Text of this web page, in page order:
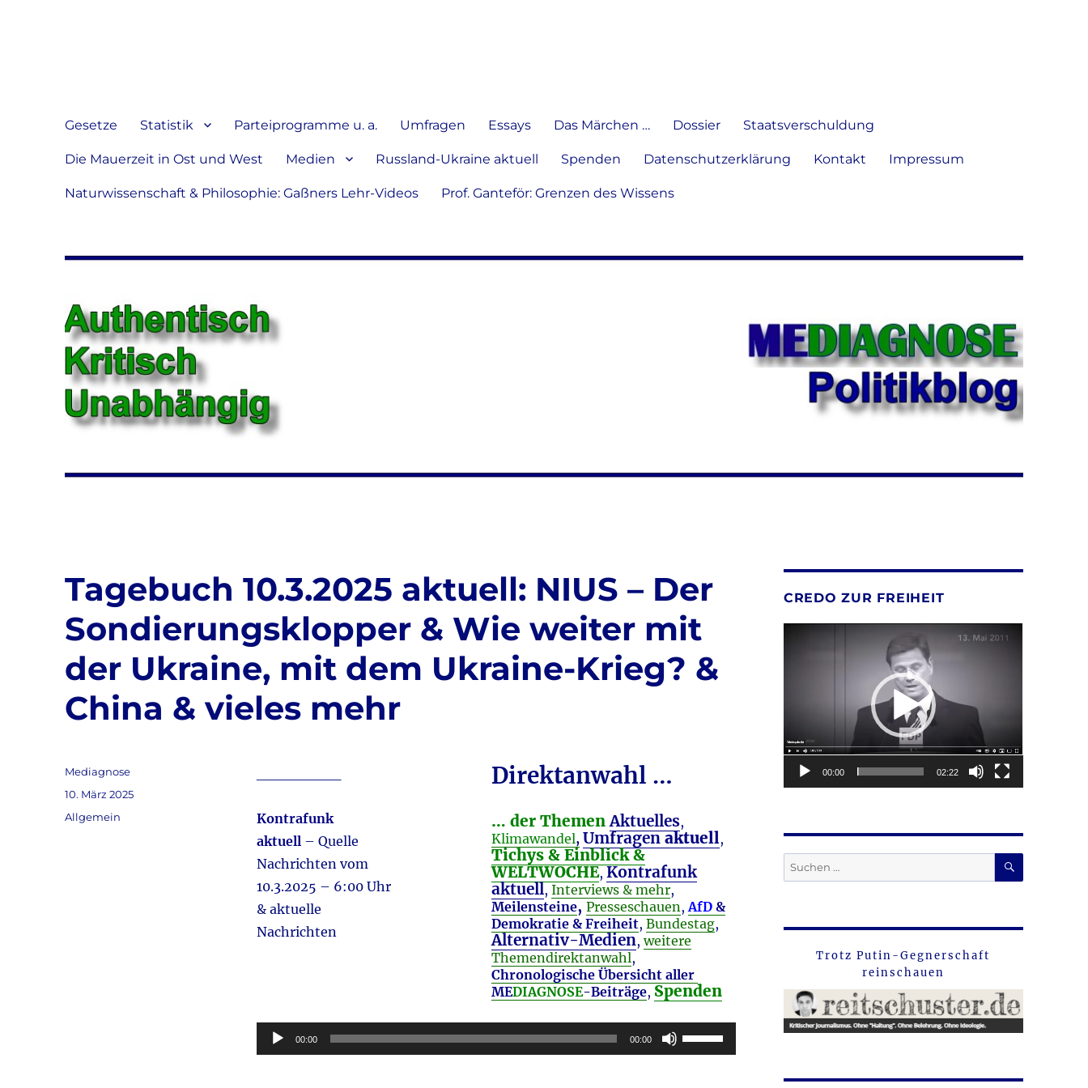
verbreiten
Gesetze Statistik Parteiprogramme u. a. Umfragen Essays Das Märchen … Dossier Staatsverschuldung
Die Mauerzeit in Ost und West Medien Russland-Ukraine aktuell Spenden Datenschutzerklärung Kontakt Impressum
Naturwissenschaft & Philosophie: Gaßners Lehr-Videos Prof. Ganteför: Grenzen des Wissens
Tagebuch 10.3.2025 aktuell: NIUS – Der
Sondierungsklopper & Wie weiter mit
der Ukraine, mit dem Ukraine-Krieg? &
China & vieles mehr
Direktanwahl …
… der ThemenAktuelles,
Klimawandel, Umfragenaktuell,
Tichys & Einblick &
WELTWOCHE, Kontrafunk
aktuell, Interviews & mehr,
Meilensteine, Presseschauen, AfD &
Demokratie & Freiheit, Bundestag,
Alternativ-Medien,weitere
Themendirektanwahl,
Chronologische Übersicht aller
MEDIAGNOSE-Beiträge, Spenden
Kontrafunk
aktuell – Quelle
Nachrichten vom
10.3.2025 – 6:00 Uhr
& aktuelle
Nachrichten
00:00 00:00
Pfeiltasten
Hoch/Runter
Autor
Mediagnose
Veröffentlicht
am
10. März 2025
Kategorien
Allgemein
CREDO ZUR FREIHEIT
00:00 02:22
Suche
nach:
SUCHEN
Trotz Putin-Gegnerschaft
reinschauen